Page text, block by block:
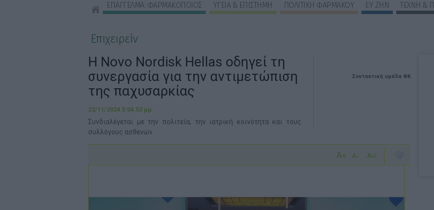
ΕΠΑΓΓΕΛΜΑ: ΦΑΡΜΑΚΟΠΟΙΟΣ ΥΓΕΙΑ & ΕΠΙΣΤΗΜΗ ΠΟΛΙΤΙΚΗ ΦΑΡΜΑΚΟΥ ΕΥ ΖΗΝ
ΤΕΧΝΗ &
Επιχειρείν
Συντακτική ομάδα ΦΚ
Η Novo Nordisk Hellas οδηγεί τη
συνεργασία για την αντιμετώπιση
της παχυσαρκίας
22/11/2024 3:04:52 μμ
Συνδιαλέγεται με την πολιτεία, την ιατρική κοινότητα και τους
συλλόγους ασθενών